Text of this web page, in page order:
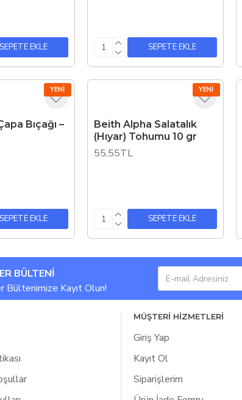
SEPETE EKLE SEPETE EKLE
YENI
Bıçağı –
SEPETE EKLE
YENI
Beith Alpha Salatalık
(Hıyar) Tohumu 10 gr
55,55TL
SEPETE EKLE
BÜLTENİ
Bültenimize Kayıt Olun!
MÜŞTERİ HİZMETLERİ
Giriş Yap
Kayıt Ol
Siparişlerim